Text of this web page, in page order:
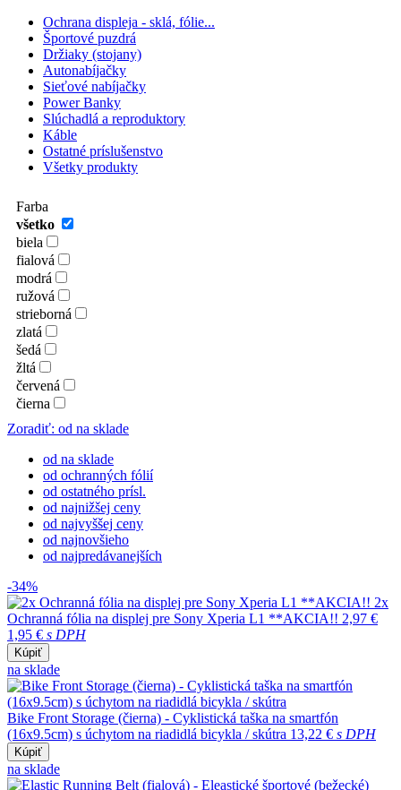
Ochrana displeja - sklá, fólie...
Športové puzdrá
Držiaky (stojany)
Autonabíjačky
Sieťové nabíjačky
Power Banky
Slúchadlá a reproduktory
Káble
Ostatné príslušenstvo
Všetky produkty
Farba
všetko
biela
fialová
modrá
ružová
strieborná
zlatá
šedá
žltá
červená
čierna
Zoradiť: od na sklade
od na sklade
od ochranných fólií
od ostatného prísl.
od najnižšej ceny
od najvyššej ceny
od najnovšieho
od najpredávanejších
-34%
2x
Ochranná fólia na displej pre Sony Xperia L1 **AKCIA!! 2,97 €
1,95 € s DPH
Kúpiť
na sklade
Bike Front Storage (čierna) - Cyklistická taška na smartfón
(16x9.5cm) s úchytom na riadidlá bicykla / skútra 13,22 € s DPH
Kúpiť
na sklade